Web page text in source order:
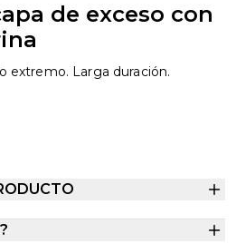
de exceso con
extremo. Larga duración.